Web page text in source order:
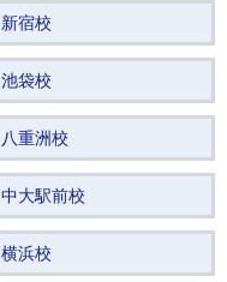
新宿校
池袋校
八重洲校
中大駅前校
横浜校